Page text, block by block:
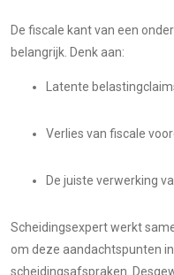
De fiscale kant van een
belangrijk. Denk aan:
Latente
Verlies van fiscale
De juiste verwerking
Scheidingsexpert werkt
om deze aandachtspunten
scheidingsafspraken.